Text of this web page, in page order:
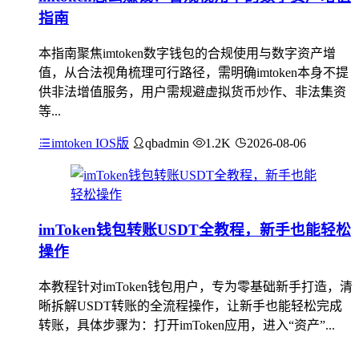
指南
本指南聚焦imtoken数字钱包的合规使用与数字资产增
值，从合法视角梳理可行路径，需明确imtoken本身不提
供非法增值服务，用户需规避虚拟货币炒作、非法集资
等...
imtoken IOS版 qbadmin 1.2K 2026-08-06
imToken钱包转账USDT全教程，新手也能轻松
操作
本教程针对imToken钱包用户，专为零基础新手打造，清
晰拆解USDT转账的全流程操作，让新手也能轻松完成
转账，具体步骤为：打开imToken应用，进入“资产”...